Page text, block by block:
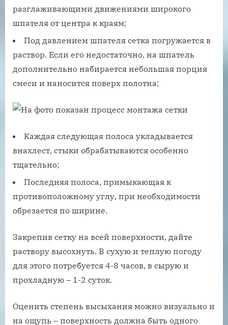
разглаживающими движениями широкого
шпателя от центра к краям;
Под давлением шпателя сетка погружается в
раствор. Если его недостаточно, на шпатель
дополнительно набирается небольшая порция
смеси и наносится поверх полотна;
Каждая следующая полоса укладывается
внахлест, стыки обрабатываются особенно
тщательно;
Последняя полоса, примыкающая к
противоположному углу, при необходимости
обрезается по ширине.
Закрепив сетку на всей поверхности, дайте
раствору высохнуть. В сухую и теплую погоду
для этого потребуется 4-8 часов, в сырую и
прохладную – 1-2 суток.
Оценить степень высыхания можно визуально и
на ощупь – поверхность должна быть одного